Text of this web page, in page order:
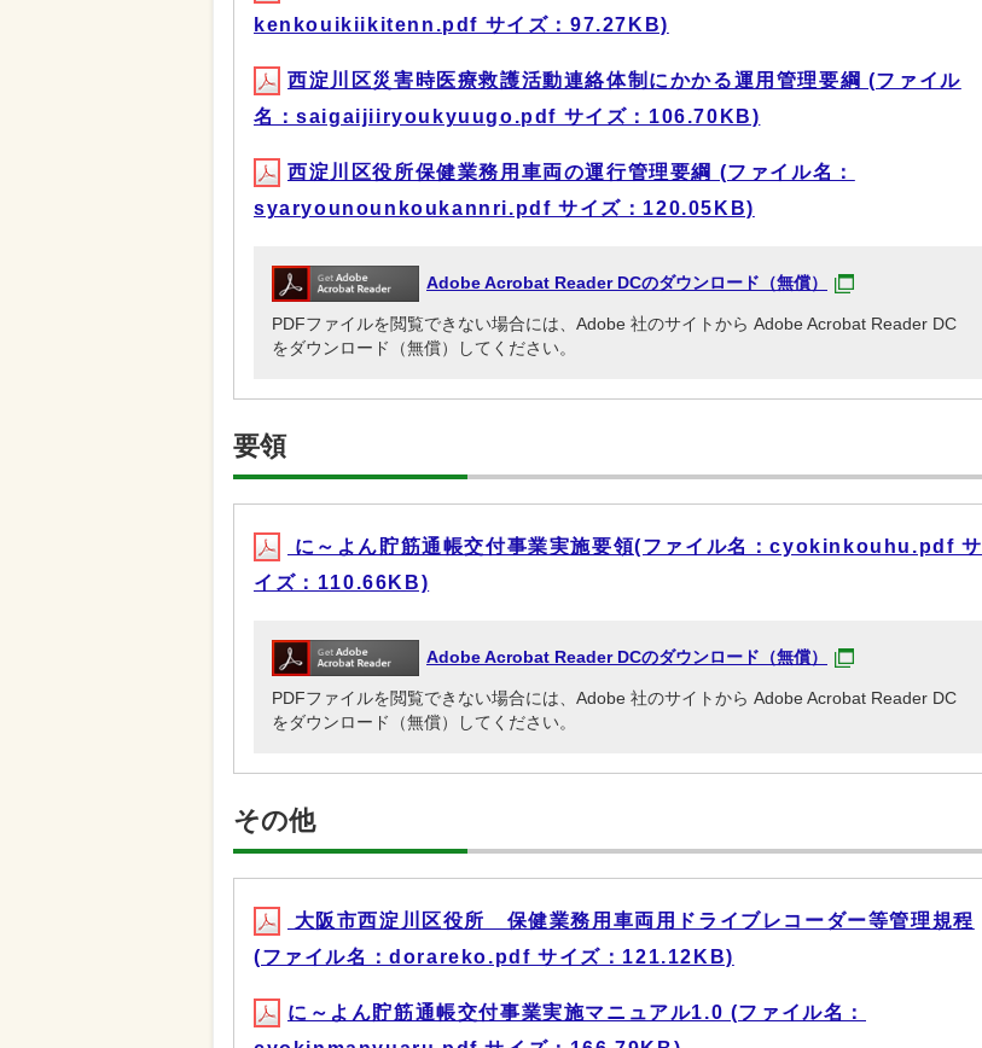
kenkouikiikitenn.pdf サイズ：97.27KB)
西淀川区災害時医療救護活動連絡体制にかかる運用管理要綱 (ファイル
名：saigaijiiryoukyuugo.pdf サイズ：106.70KB)
西淀川区役所保健業務用車両の運行管理要綱 (ファイル名：
syaryounounkoukannri.pdf サイズ：120.05KB)
Adobe Acrobat Reader DCのダウンロード（無償）
PDFファイルを閲覧できない場合には、Adobe 社のサイトから Adobe Acrobat Reader DC
をダウンロード（無償）してください。
要領
に～よん貯筋通帳交付事業実施要領(ファイル名：cyokinkouhu.pdf サ
イズ：110.66KB)
Adobe Acrobat Reader DCのダウンロード（無償）
PDFファイルを閲覧できない場合には、Adobe 社のサイトから Adobe Acrobat Reader DC
をダウンロード（無償）してください。
その他
大阪市西淀川区役所 保健業務用車両用ドライブレコーダー等管理規程
(ファイル名：dorareko.pdf サイズ：121.12KB)
に～よん貯筋通帳交付事業実施マニュアル1.0 (ファイル名：